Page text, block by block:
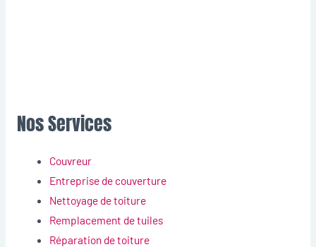
Nos Services
Couvreur
Entreprise de couverture
Nettoyage de toiture
Remplacement de tuiles
Réparation de toiture